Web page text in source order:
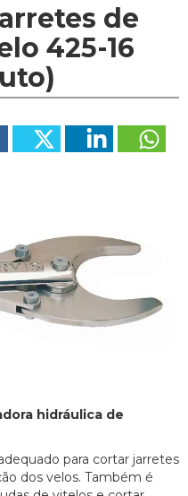
de
425-16
hidráulica de
para cortar jarretes
dos velos. Também é